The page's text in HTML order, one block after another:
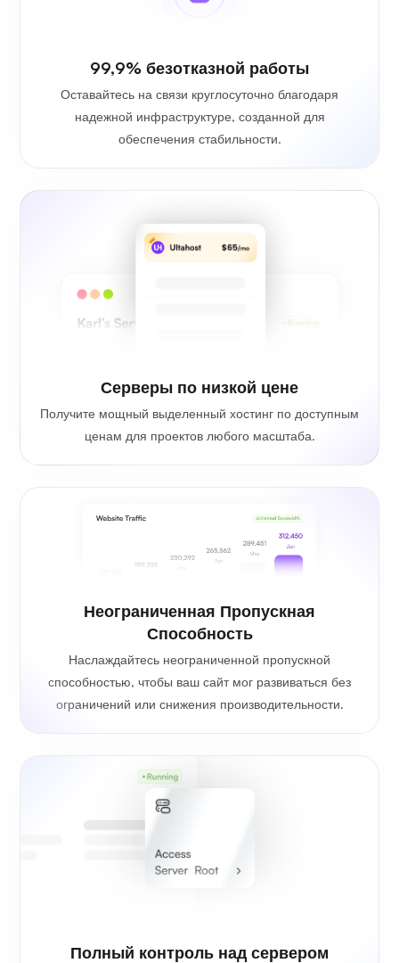
99,9% безотказной работы
Оставайтесь на связи круглосуточно благодаря
надежной инфраструктуре, созданной для
обеспечения стабильности.
Серверы по низкой цене
Получите мощный выделенный хостинг по доступным
ценам для проектов любого масштаба.
Неограниченная Пропускная
Способность
Наслаждайтесь неограниченной пропускной
способностью, чтобы ваш сайт мог развиваться без
ограничений или снижения производительности.
Полный контроль над сервером